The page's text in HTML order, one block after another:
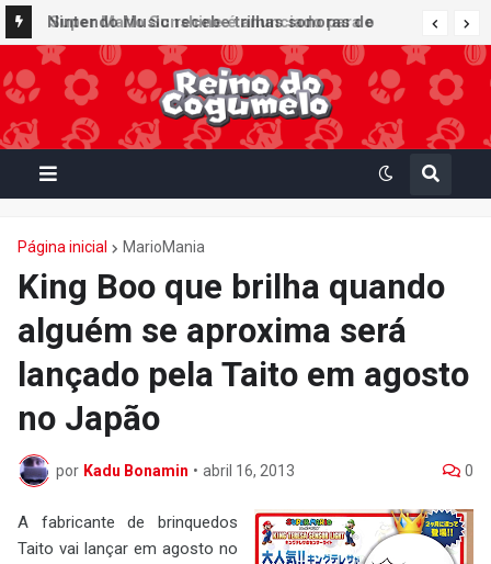
Nintendo Music recebe trilhas sonoras de
Virtual Boy Wario Land, Mario Clash e Mario's
Tennis em adição histórica ao catálogo
Super Mario Sunshine é anunciado para o
Nintendo GameCube - Nintendo Classics do
Nintendo Switch Online
Página inicial MarioMania
King Boo que brilha quando
alguém se aproxima será
lançado pela Taito em agosto
no Japão
por Kadu Bonamin • abril 16, 2013 0
A fabricante de brinquedos
Taito vai lançar em agosto no